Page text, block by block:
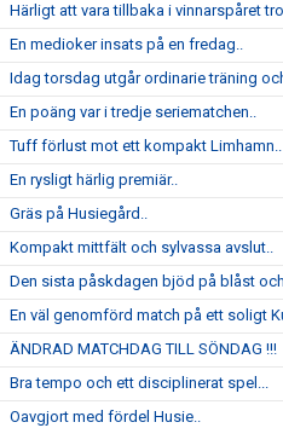
Härligt att vara tillbaka i vinnarspåret
En medioker insats på en fredag..
Idag torsdag utgår ordinarie träning
En poäng var i tredje seriematchen..
Tuff förlust mot ett kompakt Limhamn..
En rysligt härlig premiär..
Gräs på Husiegård..
Kompakt mittfält och sylvassa avslut..
Den sista påskdagen bjöd på blåst
En väl genomförd match på ett soligt
ÄNDRAD MATCHDAG TILL SÖNDAG !!!
Bra tempo och ett disciplinerat spel...
Oavgjort med fördel Husie..